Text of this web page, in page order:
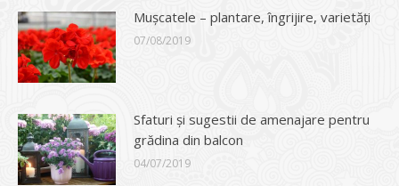
Mușcatele – plantare, îngrijire, varietăți
07/08/2019
Sfaturi şi sugestii de amenajare pentru
grădina din balcon
04/07/2019